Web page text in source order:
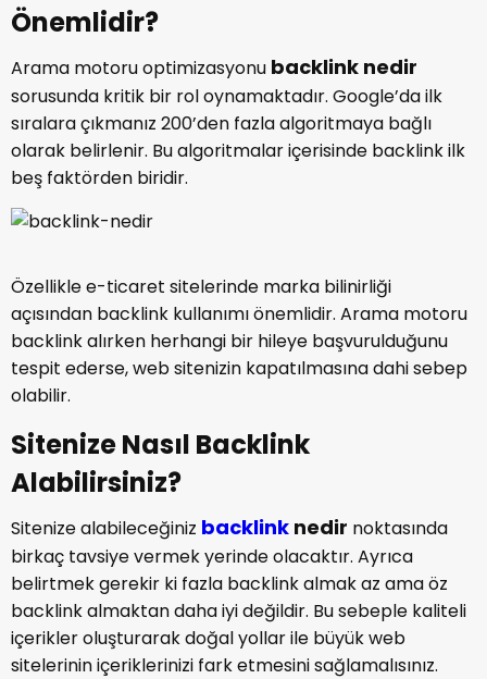
Önemlidir?
Arama motoru optimizasyonu backlink nedir
sorusunda kritik bir rol oynamaktadır. Google’da ilk
sıralara çıkmanız 200’den fazla algoritmaya bağlı
olarak belirlenir. Bu algoritmalar içerisinde backlink ilk
beş faktörden biridir.
Özellikle e-ticaret sitelerinde marka bilinirliği
açısından backlink kullanımı önemlidir. Arama motoru
backlink alırken herhangi bir hileye başvurulduğunu
tespit ederse, web sitenizin kapatılmasına dahi sebep
olabilir.
Sitenize Nasıl Backlink
Alabilirsiniz?
Sitenize alabileceğiniz backlink nedir noktasında
birkaç tavsiye vermek yerinde olacaktır. Ayrıca
belirtmek gerekir ki fazla backlink almak az ama öz
backlink almaktan daha iyi değildir. Bu sebeple kaliteli
içerikler oluşturarak doğal yollar ile büyük web
sitelerinin içeriklerinizi fark etmesini sağlamalısınız.